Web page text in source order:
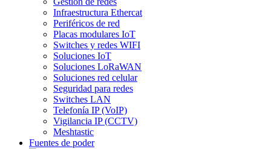
Infraestructura Ethercat
Periféricos de red
Placas modulares IoT
Switches y redes WIFI
Soluciones IoT
Soluciones LoRaWAN
Soluciones red celular
Seguridad para redes
Switches LAN
Telefonía IP (VoIP)
Vigilancia IP (CCTV)
Meshtastic
Fuentes de poder